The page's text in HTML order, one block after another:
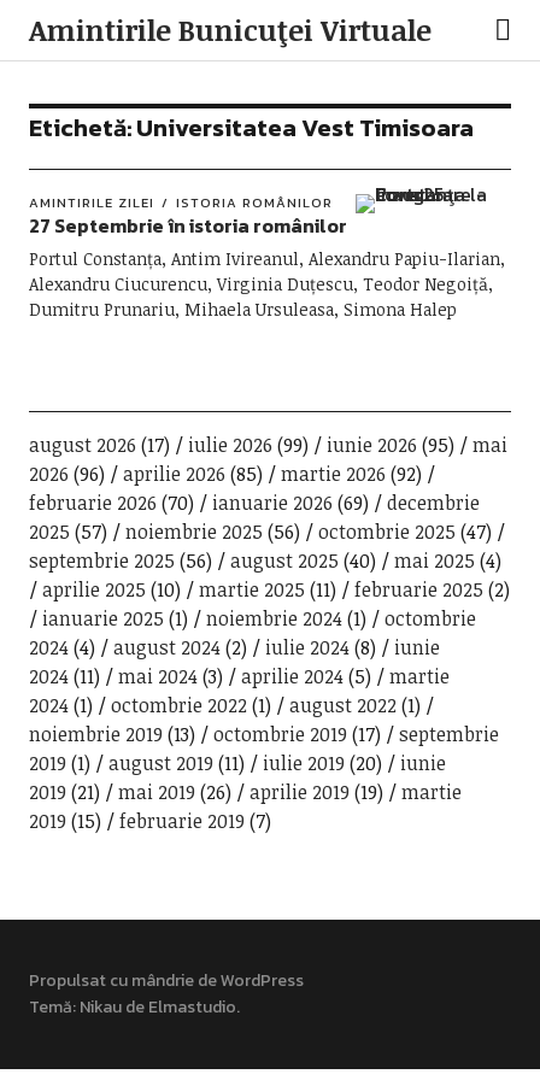
Amintirile Bunicuţei Virtuale
Etichetă:Universitatea Vest Timisoara
AMINTIRILE ZILEI ISTORIA ROMÂNILOR
27 Septembrie în istoria românilor
Portul Constanța, Antim Ivireanul, Alexandru Papiu-Ilarian,
Alexandru Ciucurencu, Virginia Duțescu, Teodor Negoiță,
Dumitru Prunariu, Mihaela Ursuleasa, Simona Halep
august 2026 (17) iulie 2026 (99) iunie 2026 (95)
mai
2026 (96) aprilie 2026 (85) martie 2026 (92)
februarie 2026 (70) ianuarie 2026 (69)
decembrie
2025 (57) noiembrie 2025 (56) octombrie 2025 (47)
septembrie 2025 (56) august 2025 (40) mai 2025 (4)
aprilie 2025 (10) martie 2025 (11) februarie 2025 (2)
ianuarie 2025 (1) noiembrie 2024(1)
octombrie
2024(4) august 2024(2) iulie 2024(8)
iunie
2024(11) mai 2024(3) aprilie 2024(5)
martie
2024(1) octombrie 2022(1) august 2022(1)
noiembrie 2019 (13) octombrie 2019 (17)
septembrie
2019 (1) august 2019 (11) iulie 2019 (20)
iunie
2019 (21) mai 2019 (26) aprilie 2019 (19)
martie
2019 (15) februarie 2019 (7)
Propulsat cu mândrie de WordPress
Temă: Nikau deElmastudio.